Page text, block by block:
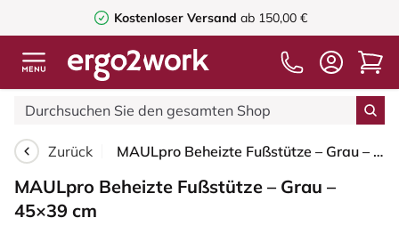
Kostenloser Versand ab 150,00 €
Zurück MAULpro Beheizte Fußstütze – Grau – 45×39 cm
MAULpro Beheizte Fußstütze – Grau –
45×39 cm